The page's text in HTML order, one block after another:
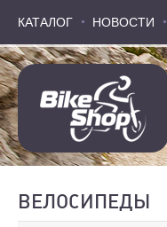
КАТАЛОГ НОВОСТИ
КАТАЛОГ НОВОСТИ
ВЕЛОСИПЕДЫ